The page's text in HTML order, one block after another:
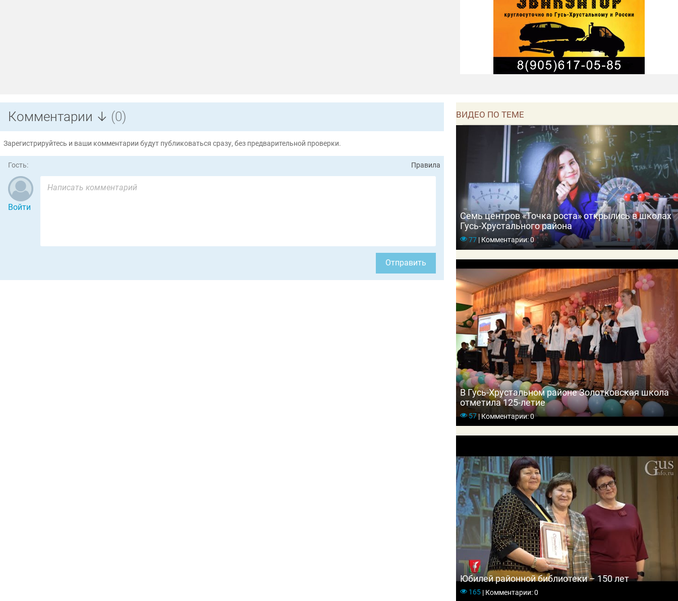
Комментарии ↓ (0)
Зарегистрируйтесь и ваши комментарии будут публиковаться сразу, без предварительной проверки.
Гость: Правила
Войти
Отправить
ВИДЕО ПО ТЕМЕ
Семь центров «Точка роста» открылись в школах
Гусь-Хрустального района
77 |Комментарии: 0
В Гусь-Хрустальном районе Золотковская школа
отметила 125-летие
57|Комментарии: 0
Юбилей районной библиотеки – 150 лет
165 |Комментарии: 0